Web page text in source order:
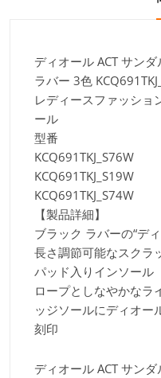
ディオール ACT サン
ラバー 3色
レディースファッショ
ール
型番
KCQ691TKJ_S76W
KCQ691TKJ_S19W
KCQ691TKJ_S74W
【製品詳細】
ブラック ラバーの“デ
長さ調節可能なスクラ
パッド入りインソール
ロープとしなやかなラ
ッジソールにディオー
刻印
ディオール ACT サン